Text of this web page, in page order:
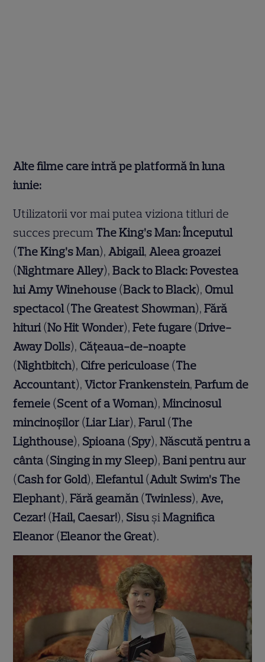
Alte filme care intră pe platformă în luna
iunie:
Utilizatorii vor mai putea viziona titluri de
succes precum The King’s Man: Începutul
(The King’s Man),Abigail,Aleea groazei
(Nightmare Alley),Back to Black: Povestea
lui Amy Winehouse (Back to Black), Omul
spectacol(The Greatest Showman),Fără
hituri(No Hit Wonder),Fete fugare (Drive-
Away Dolls), Cățeaua-de-noapte
(Nightbitch), Cifre periculoase (The
Accountant),Victor Frankenstein,Parfum de
femeie (Scent of a Woman),Mincinosul
mincinoșilor (Liar Liar),Farul(The
Lighthouse), Spioana (Spy),Născută pentru a
cânta (Singing in my Sleep),Bani pentru aur
(Cash for Gold),Elefantul(Adult Swim’s The
Elephant),Fără geamăn (Twinless),Ave,
Cezar! (Hail, Caesar!), Sisu șiMagnifica
Eleanor (Eleanor the Great).